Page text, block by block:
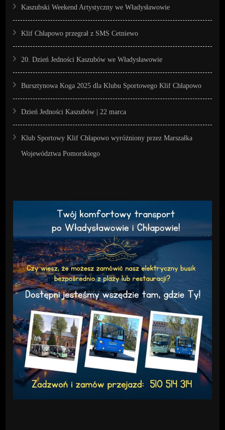
Kaszubski Weekend Artystyczny we Władysławowie
Klif Chłapowo przegrał z SMS Cetniewo
20. Dzień Jedności Kaszubów we Władysławowie
Bursztynowa Koga 2025 dla Klubu Sportowego Klif Chłapowo
Dzień Jedności Kaszubów | 22 marca
Klub Sportowy Klif Chłapowo wyróżniony przez Marszałka
Województwa Pomorskiego